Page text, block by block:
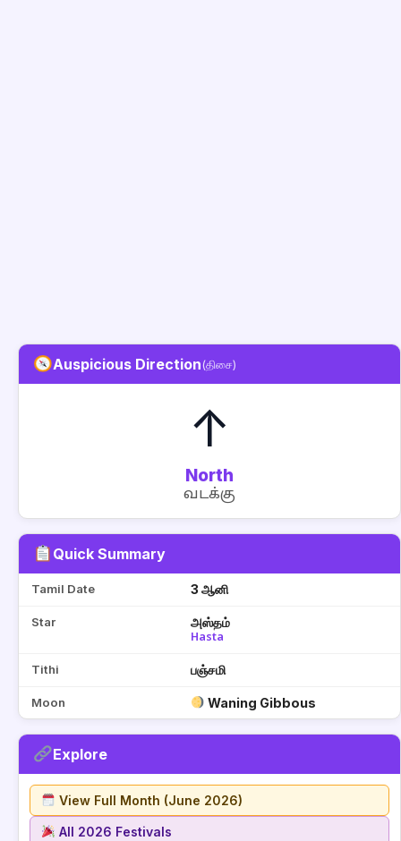
Auspicious Direction(திசை)
↑
North
வடக்கு
Quick Summary
Tamil Date 3 ஆனி
Star அஸ்தம்
Hasta
Tithi பஞ்சமி
Moon Waning Gibbous
Explore
View Full Month (June 2026)
All 2026 Festivals